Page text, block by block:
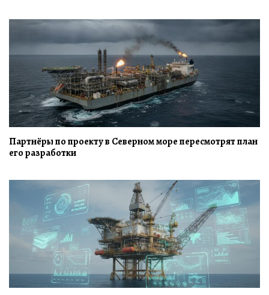
Партнёры по проекту в Северном море пересмотрят план
его разработки